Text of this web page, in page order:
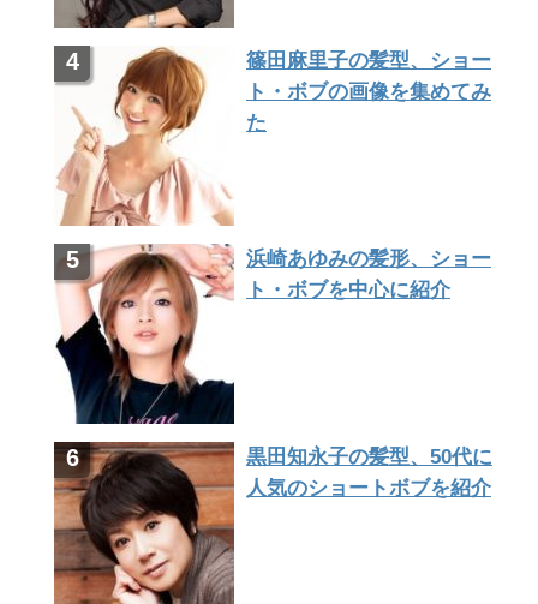
篠田麻里子の髪型、ショー
ト・ボブの画像を集めてみ
た
浜崎あゆみの髪形、ショー
ト・ボブを中心に紹介
黒田知永子の髪型、50代に
人気のショートボブを紹介